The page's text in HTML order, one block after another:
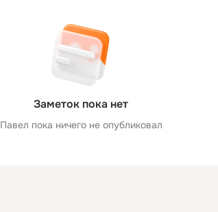
Заметок пока нет
Павел пока ничего не опубликовал